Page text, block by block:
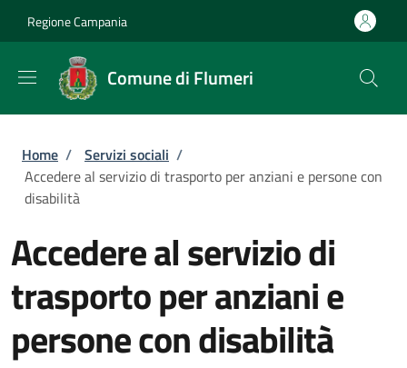
Regione Campania
Comune di Flumeri
Briciole di pane
Home / Servizi sociali /
Accedere al servizio di trasporto per anziani e persone con
disabilità
Accedere al servizio di
trasporto per anziani e
persone con disabilità